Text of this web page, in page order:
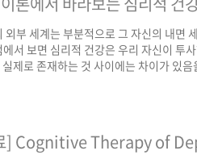
외부 세계는 부분적으로 그 자신의 내면
서 보면 심리적 건강은 우리 자신이 투
제로 존재하는 것 사이에는 차이가 있
." - 대상관계이론 입문, pp. 62-63.
] Cognitive Therapy of